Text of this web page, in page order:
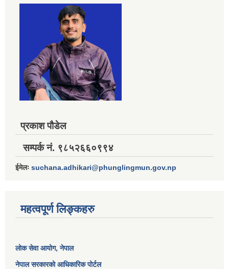
प्रकाश पौडेल
सम्पर्क नं. ९८५२६६०९९४
ईमेलः suchana.adhikari@phunglingmun.gov.np
महत्वपूर्ण लिङ्कहरु
लोक सेवा आयोग, नेपाल
नेपाल सरकारको आधिकारिक पोर्टल